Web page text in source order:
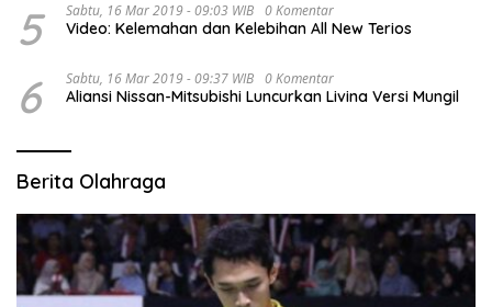
5 Sabtu, 16 Mar 2019 - 09:03 WIB 0 Komentar
Video: Kelemahan dan Kelebihan All New Terios
6 Sabtu, 16 Mar 2019 - 09:37 WIB 0 Komentar
Aliansi Nissan-Mitsubishi Luncurkan Livina Versi Mungil
Berita Olahraga